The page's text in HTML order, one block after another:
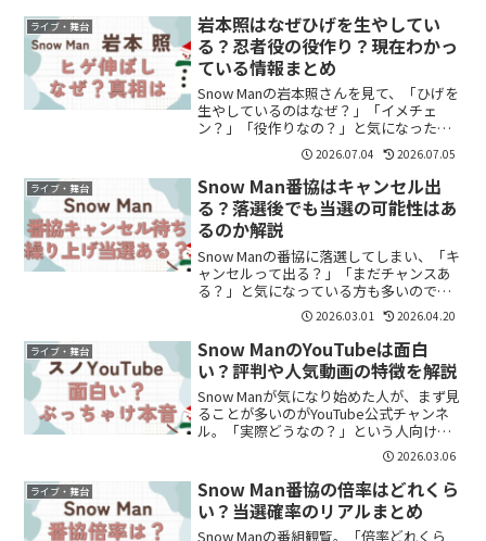
イブに行きたいなら入っておく価値はあ
ります。この記事...
ライブ・舞台
岩本照はなぜひげを生やしてい
る？忍者役の役作り？現在わかっ
ている情報まとめ
Snow Manの岩本照さんを見て、「ひげを
生やしているのはなぜ？」「イメチェ
ン？」「役作りなの？」と気になった方
も多いのではないでしょうか。これまで
爽やかな印象が強かった岩本照さんです
が、最近はひげ姿で登場する機会が増
え、SNSでも話題に...
2026.07.04 2026.07.05
ライブ・舞台
Snow Man番協はキャンセル出
る？落選後でも当選の可能性はあ
るのか解説
Snow Manの番協に落選してしまい、「キ
ャンセルって出る？」「まだチャンスあ
る？」と気になっている方も多いのでは
ないでしょうか。結論からいうと、番協
はキャンセルが出ることがあり、繰り上
げ当選の可能性もゼロではありません。
ただし枠はかなり...
2026.03.01 2026.04.20
ライブ・舞台
Snow ManのYouTubeは面白
い？評判や人気動画の特徴を解説
Snow Manが気になり始めた人が、まず見
ることが多いのがYouTube公式チャンネ
ル。「実際どうなの？」という人向け
に、評判をまとめました。バラエティ動
画：メンバーの個性が分かるSnow Manの
YouTubeで一番人気なのがバラエティ...
2026.03.06
ライブ・舞台
Snow Man番協の倍率はどれくら
い？当選確率のリアルまとめ
Snow Manの番組観覧。「倍率どれくら